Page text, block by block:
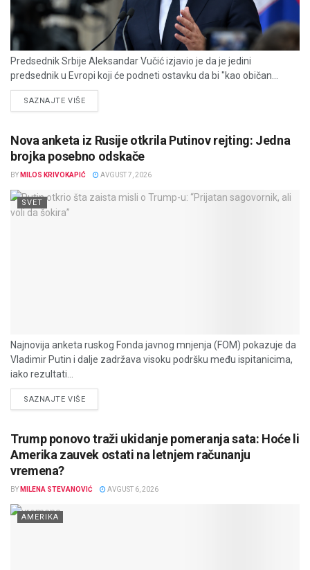
Predsednik Srbije Aleksandar Vučić izjavio je da je jedini
predsednik u Evropi koji će podneti ostavku da bi "kao običan...
SAZNAJTE VIŠEDETAILS
Nova anketa iz Rusije otkrila Putinov rejting: Jedna
brojka posebno odskače
BY MILOS KRIVOKAPIĆ AVGUST 7, 2026
SVET
Najnovija anketa ruskog Fonda javnog mnjenja (FOM) pokazuje da
Vladimir Putin i dalje zadržava visoku podršku među ispitanicima,
iako rezultati...
SAZNAJTE VIŠEDETAILS
Trump ponovo traži ukidanje pomeranja sata: Hoće li
Amerika zauvek ostati na letnjem računanju
vremena?
BY MILENA STEVANOVIĆ AVGUST 6, 2026
AMERIKA